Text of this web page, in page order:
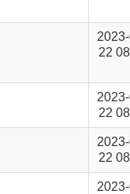
22
22
22